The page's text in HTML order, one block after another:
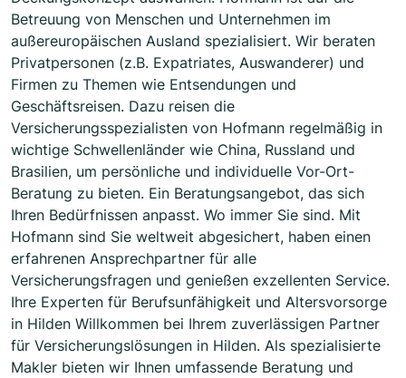
Betreuung von Menschen und Unternehmen im
außereuropäischen Ausland spezialisiert. Wir beraten
Privatpersonen (z.B. Expatriates, Auswanderer) und
Firmen zu Themen wie Entsendungen und
Geschäftsreisen. Dazu reisen die
Versicherungsspezialisten von Hofmann regelmäßig in
wichtige Schwellenländer wie China, Russland und
Brasilien, um persönliche und individuelle Vor-Ort-
Beratung zu bieten. Ein Beratungsangebot, das sich
Ihren Bedürfnissen anpasst. Wo immer Sie sind. Mit
Hofmann sind Sie weltweit abgesichert, haben einen
erfahrenen Ansprechpartner für alle
Versicherungsfragen und genießen exzellenten Service.
Ihre Experten für Berufsunfähigkeit und Altersvorsorge
in Hilden Willkommen bei Ihrem zuverlässigen Partner
für Versicherungslösungen in Hilden. Als spezialisierte
Makler bieten wir Ihnen umfassende Beratung und